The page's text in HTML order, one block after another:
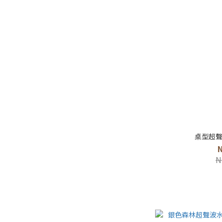
桌型超